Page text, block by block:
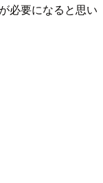
必要になると思い